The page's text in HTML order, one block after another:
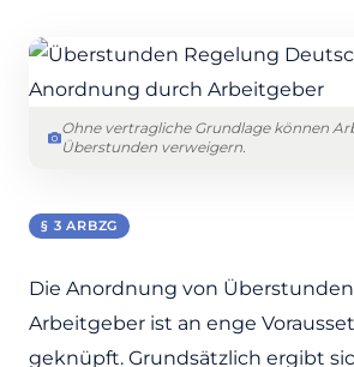
Ohne vertragliche Grundlage können
Überstunden verweigern.
§ 3 ARBZG
Die Anordnung von
Arbeitgeber ist an enge
geknüpft. Grundsätzlich ergibt